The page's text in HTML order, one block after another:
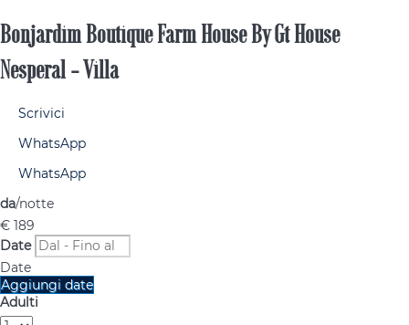
Bonjardim Boutique Farm House By Gt House
Nesperal -Villa
Scrivici
WhatsApp
WhatsApp
da/notte
€ 189
Date
Date
Aggiungi date
Adulti